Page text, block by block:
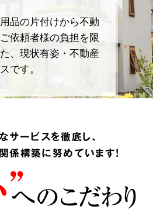
品の片付けから不動
依頼者様の負担を限
、現状有姿・不動産
です。
サービスを徹底し、
係構築に努めています!
へのこだわり